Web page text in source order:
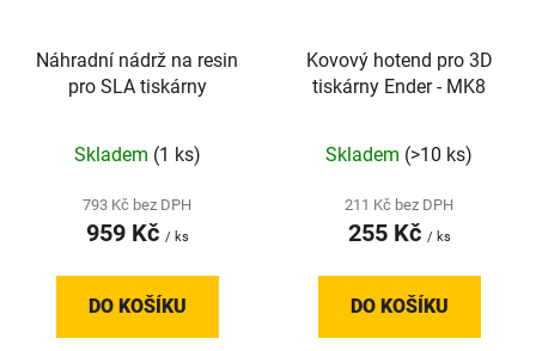
Náhradní nádrž na resin
pro SLA tiskárny
Skladem (1 ks)
793 Kč bez DPH
959 Kč / ks
DO KOŠÍKU
Kovový hotend pro 3D
tiskárny Ender - MK8
Skladem (>10 ks)
211 Kč bez DPH
255 Kč / ks
DO KOŠÍKU